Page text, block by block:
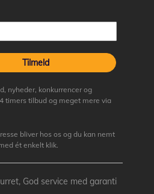
Tilmeld
nyheder, konkurrencer og
timers tilbud og meget mere via
bliver hos os og du kan nemt
ét enkelt klik.
God service med garanti